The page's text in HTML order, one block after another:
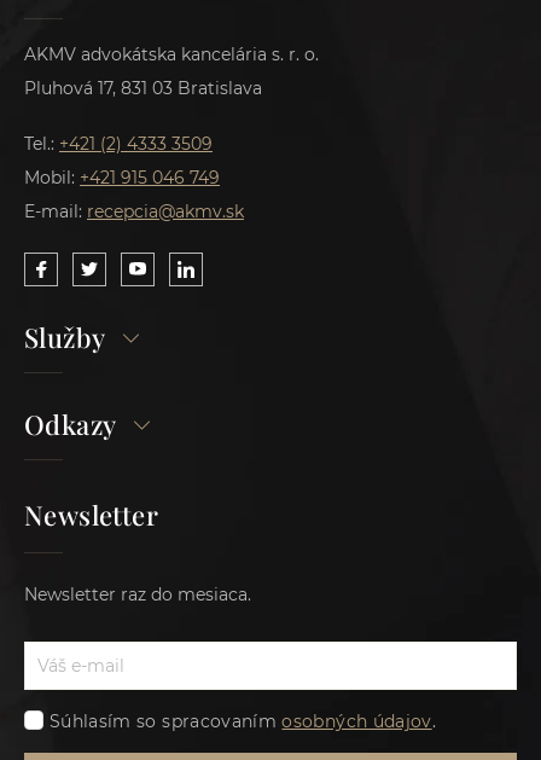
AKMV advokátska kancelária s. r. o.
Pluhová 17, 831 03 Bratislava
Tel.: +421 (2) 4333 3509
Mobil: +421 915 046 749
E-mail: recepcia@akmv.sk
Služby
Odkazy
Newsletter
Newsletter raz do mesiaca.
Súhlasím so spracovanímosobných údajov.